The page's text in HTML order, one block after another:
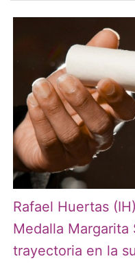
Rafael Huertas
Medalla Margarita
trayectoria en la